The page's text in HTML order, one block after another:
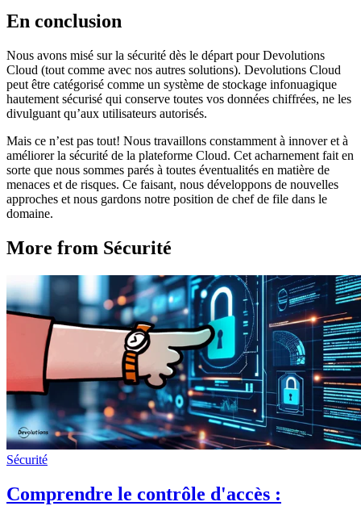
En conclusion
Nous avons misé sur la sécurité dès le départ pour Devolutions
Cloud (tout comme avec nos autres solutions). Devolutions Cloud
peut être catégorisé comme un système de stockage infonuagique
hautement sécurisé qui conserve toutes vos données chiffrées, ne les
divulguant qu’aux utilisateurs autorisés.
Mais ce n’est pas tout! Nous travaillons constamment à innover et à
améliorer la sécurité de la plateforme Cloud. Cet acharnement fait en
sorte que nous sommes parés à toutes éventualités en matière de
menaces et de risques. Ce faisant, nous développons de nouvelles
approches et nous gardons notre position de chef de file dans le
domaine.
More from Sécurité
Sécurité
Comprendre le contrôle d'accès :